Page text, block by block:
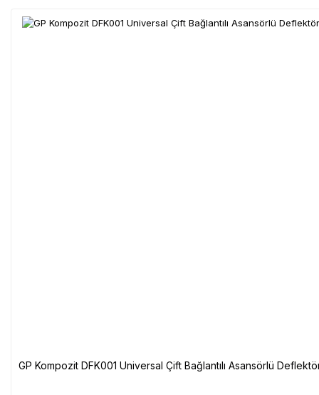
GP Kompozit DFK001 Universal Çift Bağlantılı Asansörlü